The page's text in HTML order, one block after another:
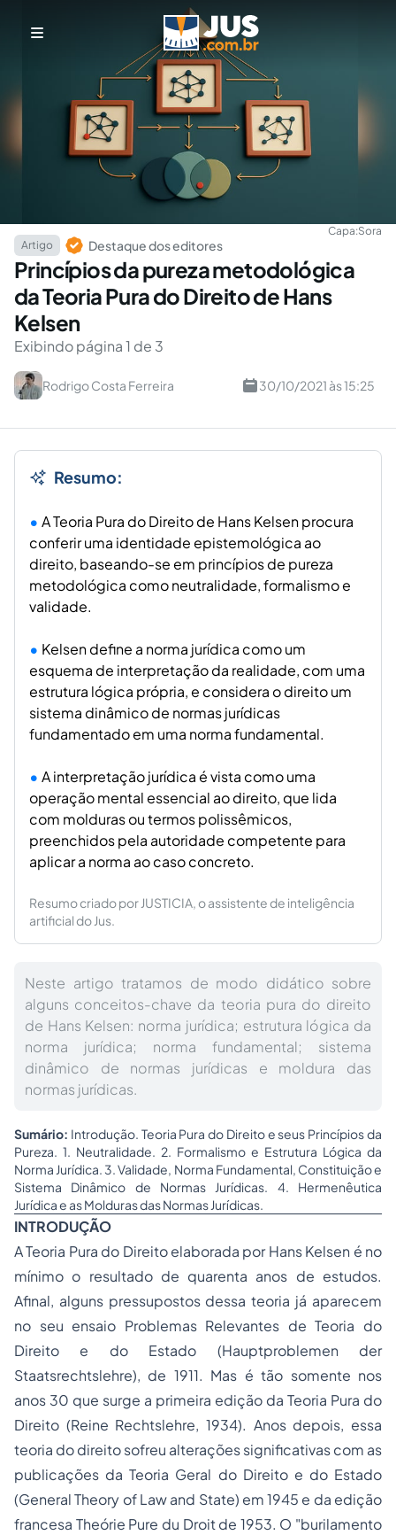
Capa:Sora
Artigo
Destaque dos editores
Princípios da pureza metodológica
da Teoria Pura do Direito de Hans
Kelsen
Exibindo página 1 de 3
Rodrigo Costa Ferreira 30/10/2021 às 15:25
Resumo:
A Teoria Pura do Direito de Hans Kelsen procura
conferir uma identidade epistemológica ao
direito, baseando-se em princípios de pureza
metodológica como neutralidade, formalismo e
validade.
Kelsen define a norma jurídica como um
esquema de interpretação da realidade, com uma
estrutura lógica própria, e considera o direito um
sistema dinâmico de normas jurídicas
fundamentado em uma norma fundamental.
A interpretação jurídica é vista como uma
operação mental essencial ao direito, que lida
com molduras ou termos polissêmicos,
preenchidos pela autoridade competente para
aplicar a norma ao caso concreto.
Resumo criado por JUSTICIA, o assistente de inteligência
artificial do Jus.
Neste artigo tratamos de modo didático sobre
alguns conceitos-chave da teoria pura do direito
de Hans Kelsen: norma jurídica; estrutura lógica da
norma jurídica; norma fundamental; sistema
dinâmico de normas jurídicas e moldura das
normas jurídicas.
Sumário: Introdução. Teoria Pura do Direito e seus Princípios da
Pureza. 1. Neutralidade. 2. Formalismo e Estrutura Lógica da
Norma Jurídica. 3. Validade, Norma Fundamental, Constituição e
Sistema Dinâmico de Normas Jurídicas. 4. Hermenêutica
Jurídica e as Molduras das Normas Jurídicas.
INTRODUÇÃO
A Teoria Pura do Direito elaborada por Hans Kelsen é no
mínimo o resultado de quarenta anos de estudos.
Afinal, alguns pressupostos dessa teoria já aparecem
no seu ensaio Problemas Relevantes de Teoria do
Direito e do Estado (Hauptproblemen der
Staatsrechtslehre), de 1911. Mas é tão somente nos
anos 30 que surge a primeira edição da Teoria Pura do
Direito (Reine Rechtslehre, 1934). Anos depois, essa
teoria do direito sofreu alterações significativas com as
publicações da Teoria Geral do Direito e do Estado
(General Theory of Law and State) em 1945 e da edição
francesa Theórie Pure du Droitde 1953. O "burilamento